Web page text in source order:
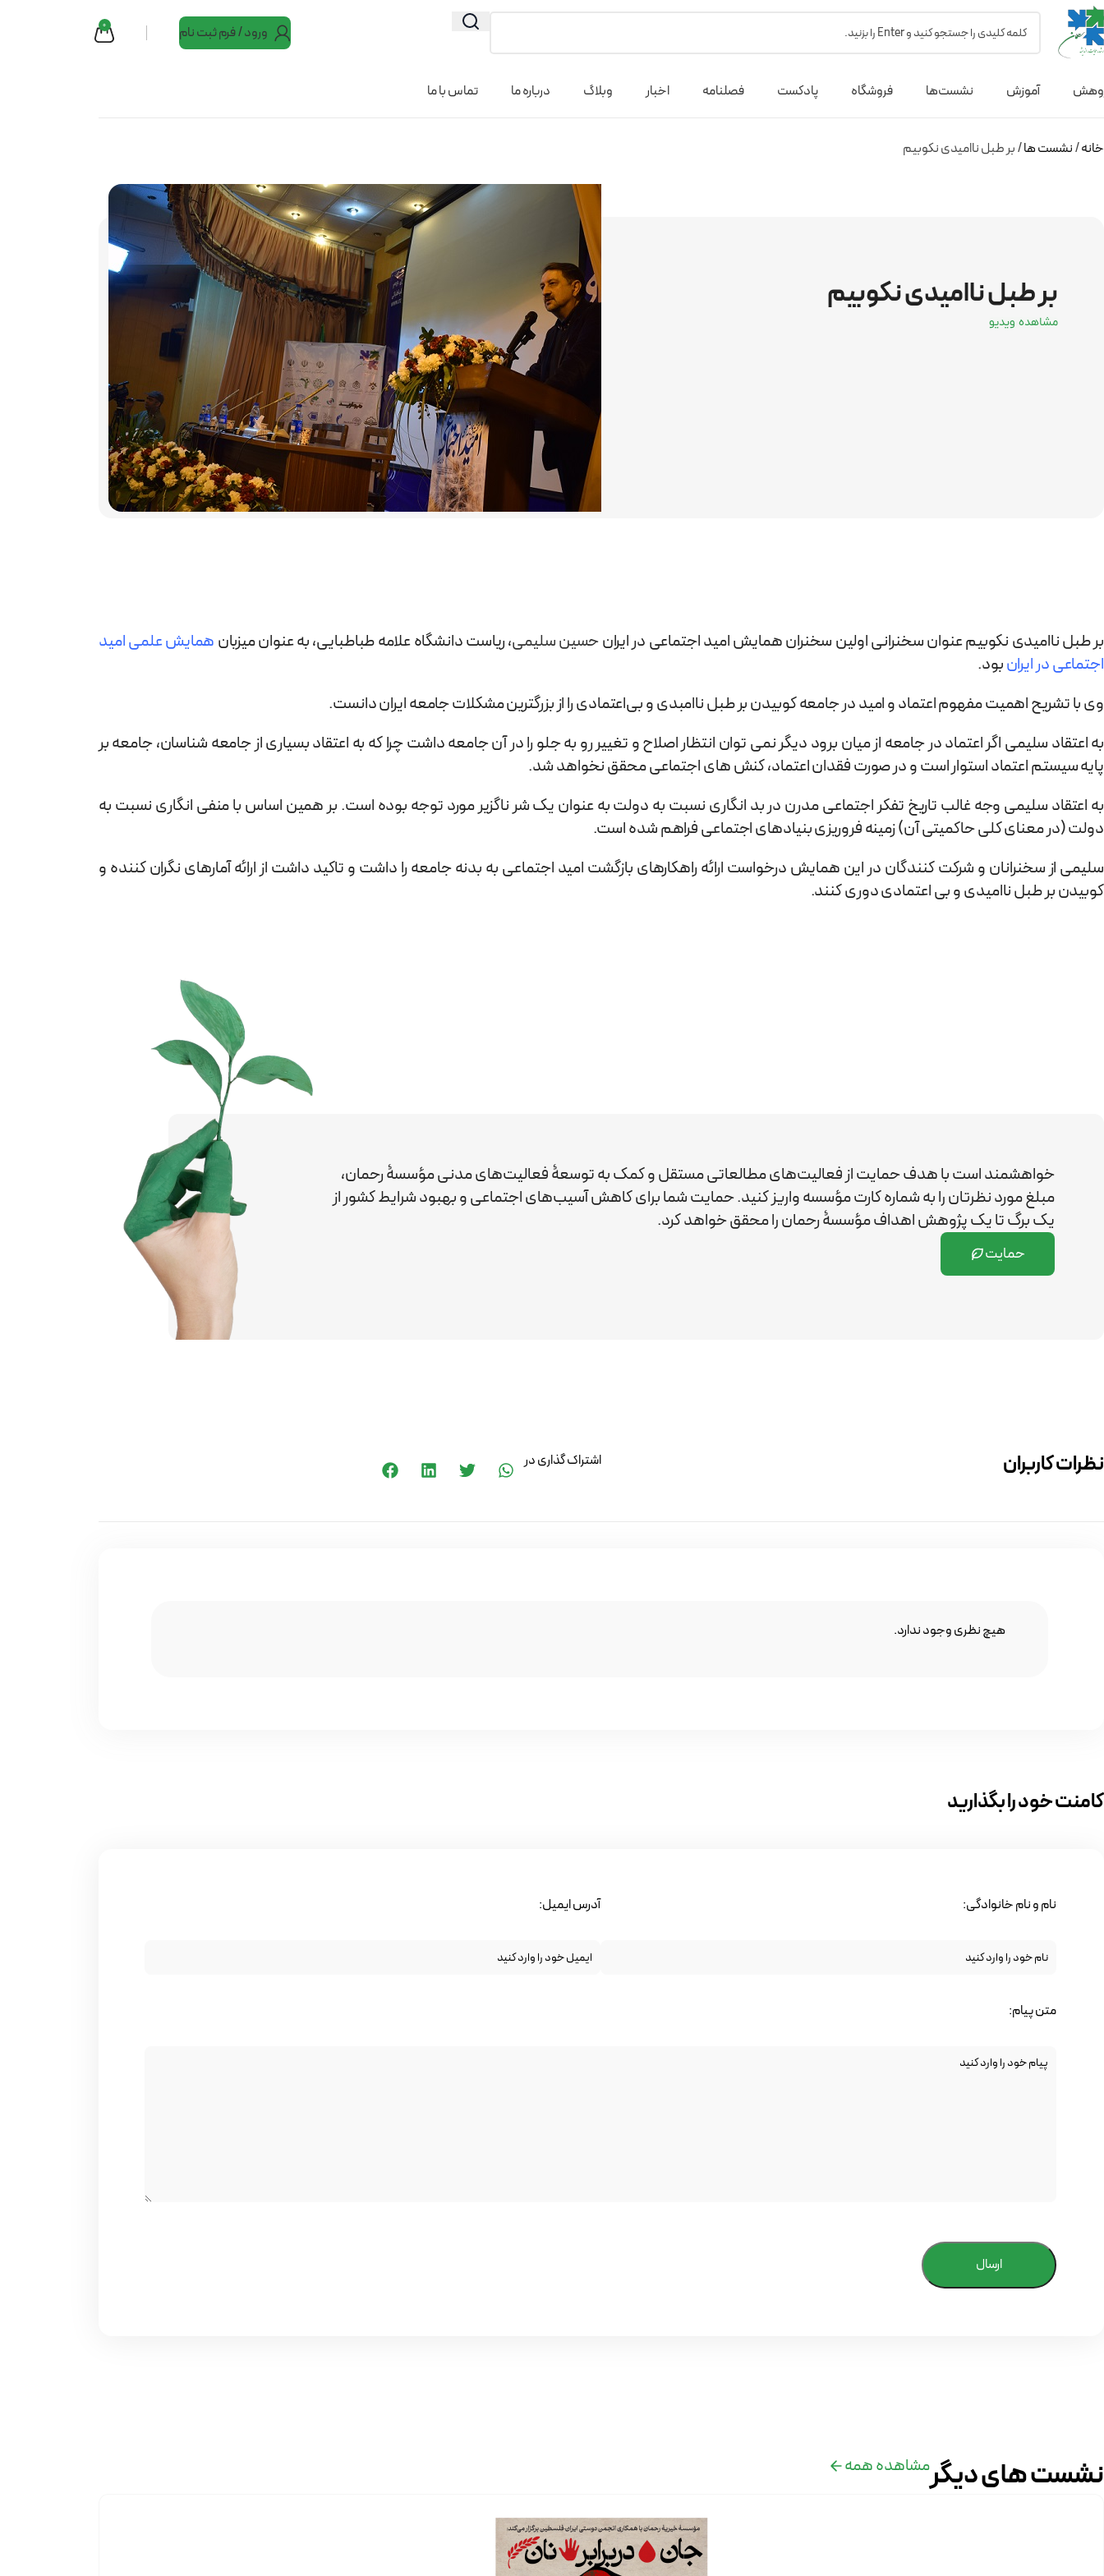
ورود / فرم ثبت نام 0
آموزش نشست‌ها فروشگاه پادکست فصلنامه اخبار وبلاگ درباره ما تماس با ما
خانه نشست ها بر طبل ناامیدی نکوبیم
بر طبل ناامیدی نکوبیم
مشاهده ویدیو
بر طبل ناامیدی نکوبیم عنوان سخنرانی اولین سخنران همایش امید اجتماعی در ایرانحسین سلیمی، ریاست دانشگاه علامه طباطبایی، به عنوان میزبان همایش علمی امید
اجتماعی در ایرانبود.
وی با تشریح اهمیت مفهوم اعتماد و امید در جامعه کوبیدن بر طبل ناامبدی و بی‌اعتمادی را از بزرگترین مشکلات جامعه ایران دانست.
به اعتقاد سلیمی اگر اعتماد در جامعه از میان برود دیگر نمی توان انتظار اصلاح و تغییر رو به جلو را در آن جامعه داشت چرا که به اعتقاد بسیاری از جامعه شناسان، جامعه بر
پایه سیستم اعتماد استوار است و در صورت فقدان اعتماد، کنش های اجتماعی محقق نخواهد شد.
به اعتقاد سلیمی وجه غالب تاریخ تفکر اجتماعی مدرن در بد انگاری نسبت به دولت به عنوان یک شر ناگزیر مورد توجه بوده است. بر همین اساس با منفی انگاری نسبت به
دولت (در معنای کلی حاکمیتی آن) زمینه فروریزی بنیادهای اجتماعی فراهم شده است.
سلیمی از سخنرانان و شرکت کنندگان در این همایش درخواست ارائه راهکارهای بازگشت امید اجتماعی به بدنه جامعه را داشت و تاکید داشت از ارائه آمارهای نگران کننده و
کوبیدن بر طبل ناامیدی و بی اعتمادی دوری کنند.
خواهشمند است با هدف حمایت از فعالیت‌های مطالعاتی مستقل و کمک به توسعۀ فعالیت‌های مدنی مؤسسۀ رحمان،
مبلغ مورد نظرتان را به شماره کارت مؤسسه واریز کنید. حمایت شما برای کاهش آسیب‌های اجتماعی و بهبود شرایط کشوراز
یک برگ تا یک پژوهش اهداف مؤسسۀ رحمان رامحقق خواهد کرد.
حمایت
نظرات کاربران اشتراک گذاری در
هیچ نظری وجود ندارد.
کامنت خود را بگذارید
نام و نام خانوادگی: آدرس ایمیل:
متن پیام:
ارسال
نشست های دیگرمشاهده همه